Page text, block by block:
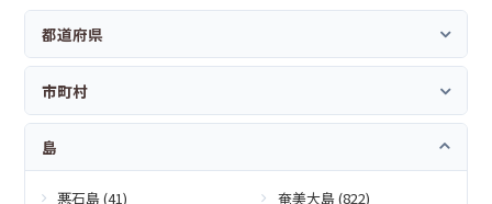
都道府県
市町村
島
悪石島 (41)
奄美大島 (822)